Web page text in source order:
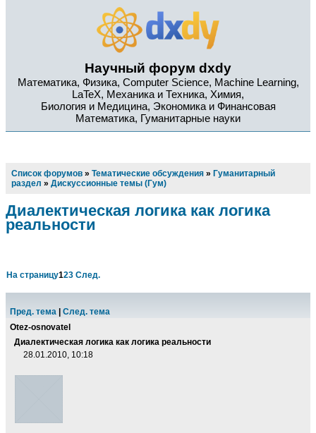
Научный форум dxdy
Математика, Физика, Computer Science, Machine Learning,
LaTeX, Механика и Техника, Химия,
Биология и Медицина, Экономика и Финансовая
Математика, Гуманитарные науки
Список форумов » Тематические обсуждения » Гуманитарный
раздел » Дискуссионные темы (Гум)
Диалектическая логика как логика
реальности
На страницу123 След.
Пред. тема
След. тема
Otez-osnovatel
Диалектическая логика как логика реальности
28.01.2010, 10:18